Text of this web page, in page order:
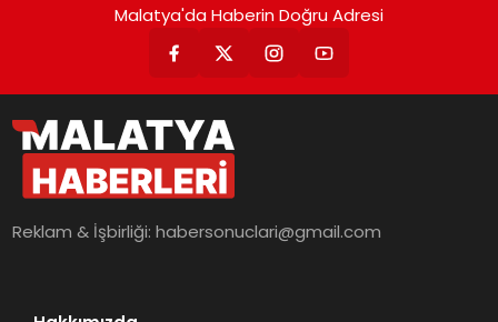
Malatya'da Haberin Doğru Adresi
Reklam & İşbirliği:habersonuclari@gmail.com